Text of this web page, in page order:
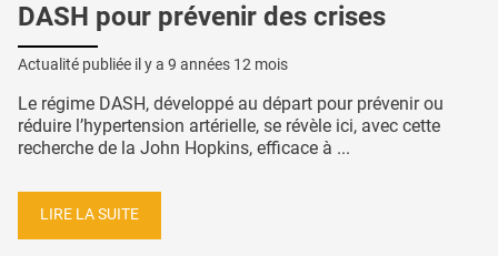
DASH pour prévenir des crises
Actualité publiée il y a 9 années 12 mois
Le régime DASH, développé au départ pour prévenir ou
réduire l’hypertension artérielle, se révèle ici, avec cette
recherche de la John Hopkins, efficace à ...
LIRE LA SUITE